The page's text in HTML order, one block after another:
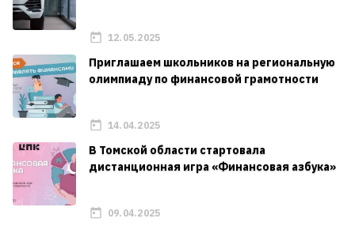
12.05.2025
Приглашаем школьников на региональную
олимпиаду по финансовой грамотности
14.04.2025
В Томской области стартовала
дистанционная игра «Финансовая азбука»
09.04.2025